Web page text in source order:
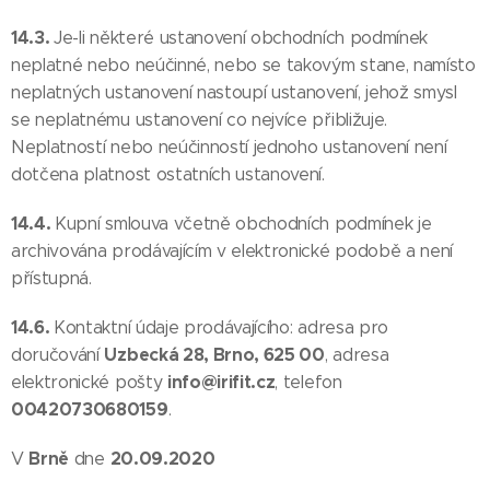
14.3.Je-li některé ustanovení obchodních podmínek
neplatné nebo neúčinné, nebo se takovým stane, namísto
neplatných ustanovení nastoupí ustanovení, jehož smysl
se neplatnému ustanovení co nejvíce přibližuje.
Neplatností nebo neúčinností jednoho ustanovení není
dotčena platnost ostatních ustanovení.
14.4. Kupní smlouva včetně obchodních podmínek je
archivována prodávajícím v elektronické podobě a není
přístupná.
14.6. Kontaktní údaje prodávajícího: adresa pro
doručování Uzbecká 28, Brno, 625 00, adresa
elektronické pošty info@irifit.cz, telefon
00420730680159.
V Brně dne 20.09.2020